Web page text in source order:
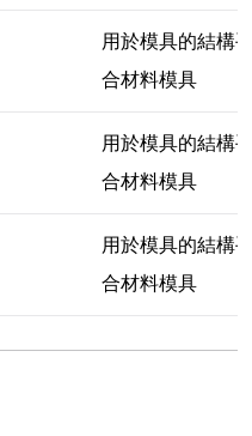
用於模具的結構
合材料模具
用於模具的結構
合材料模具
用於模具的結構
合材料模具